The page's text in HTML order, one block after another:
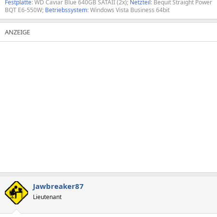
Festplatte: WD Caviar Blue 640GB SATAII (2x); Netzteil: Bequit Straight Power
BQT E6-550W; Betriebssystem: Windows Vista Business 64bit
Jawbreaker87
Lieutenant